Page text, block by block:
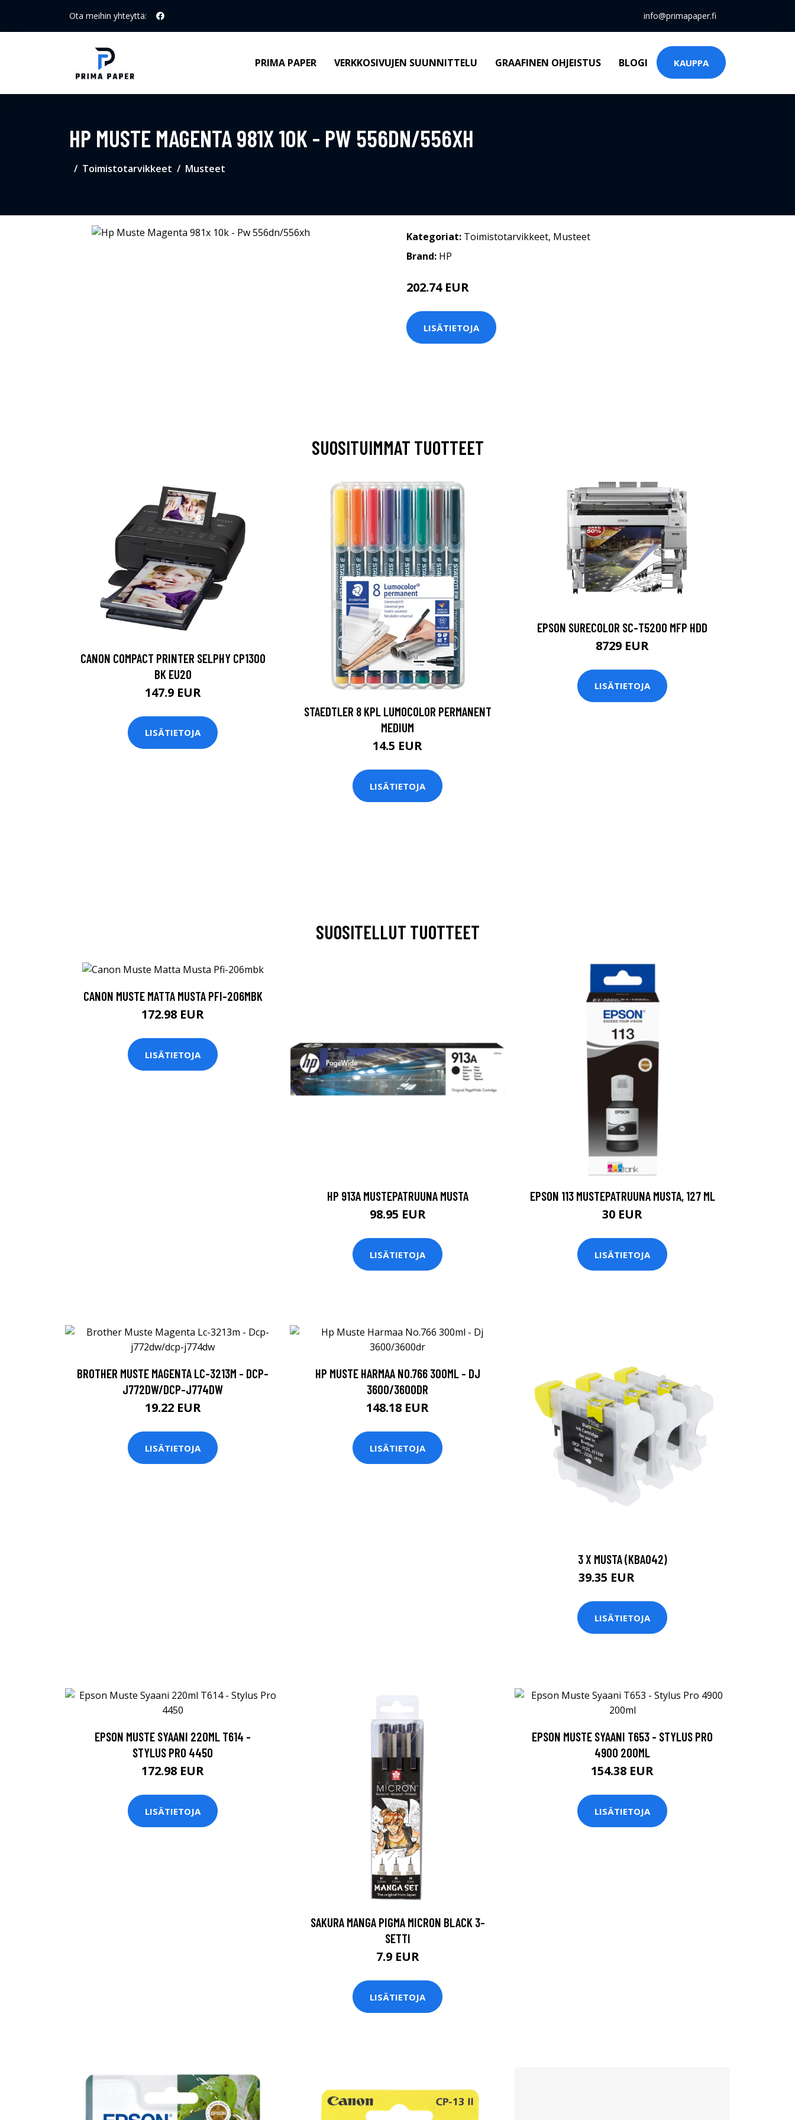
Ota meihin yhteyttä: info@primapaper.fi
PRIMA PAPER VERKKOSIVUJEN SUUNNITTELU GRAAFINEN OHJEISTUS BLOGI KAUPPA
HP MUSTE MAGENTA 981X 10K - PW 556DN/556XH
Toimistotarvikkeet Musteet
Kategoriat: Toimistotarvikkeet, Musteet
Brand: HP
202.74 EUR
LISÄTIETOJA
SUOSITUIMMAT TUOTTEET
CANON COMPACT PRINTER SELPHY CP1300
BK EU20
147.9 EUR
LISÄTIETOJA
STAEDTLER 8 KPL LUMOCOLOR PERMANENT
MEDIUM
14.5 EUR
LISÄTIETOJA
EPSON SURECOLOR SC-T5200 MFP HDD
8729 EUR
LISÄTIETOJA
SUOSITELLUT TUOTTEET
CANON MUSTE MATTA MUSTA PFI-206MBK
172.98 EUR
LISÄTIETOJA
HP 913A MUSTEPATRUUNA MUSTA
98.95 EUR
LISÄTIETOJA
EPSON 113 MUSTEPATRUUNA MUSTA, 127 ML
30 EUR
LISÄTIETOJA
BROTHER MUSTE MAGENTA LC-3213M - DCP-
J772DW/DCP-J774DW
19.22 EUR
LISÄTIETOJA
HP MUSTE HARMAA NO.766 300ML - DJ
3600/3600DR
148.18 EUR
LISÄTIETOJA
3 X MUSTA (KBA042)
39.35 EUR
LISÄTIETOJA
EPSON MUSTE SYAANI 220ML T614 -
STYLUS PRO 4450
172.98 EUR
LISÄTIETOJA
SAKURA MANGA PIGMA MICRON BLACK 3-
SETTI
7.9 EUR
LISÄTIETOJA
EPSON MUSTE SYAANI T653 - STYLUS PRO
4900 200ML
154.38 EUR
LISÄTIETOJA